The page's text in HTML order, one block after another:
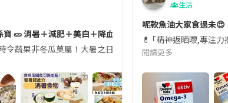
示」🚨
意隨身行李中的行動電源。一名旅客日前在機場安檢時
🥒 消暑＋減肥＋美白＋降血脂
令蔬果非冬瓜莫屬！大暑之日，點都要飲碗冬瓜湯消暑解
生活
呢款魚油大家食過未😍
💊 ｢精神返晒嚟,專注
閱讀更多